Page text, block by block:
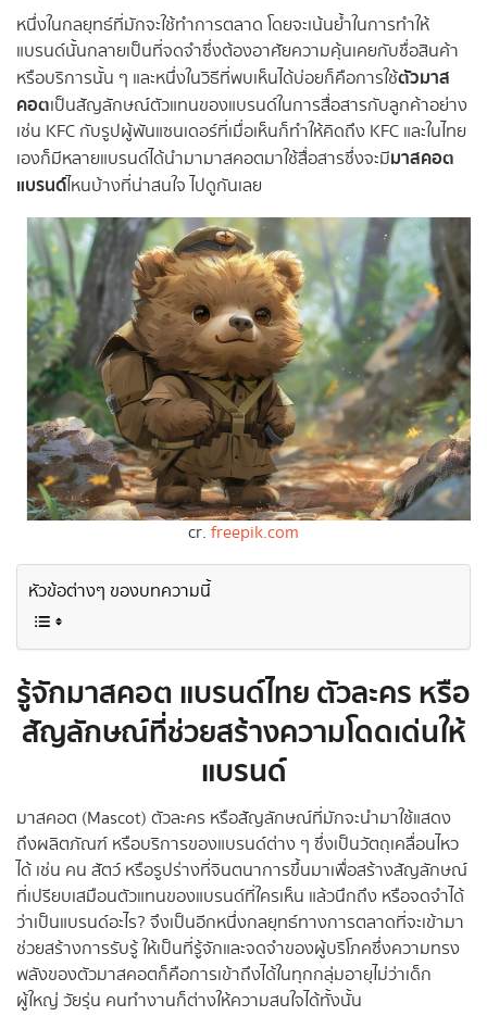
หนึ่งในกลยุทธ์ที่มักจะใช้ทำการตลาด โดยจะเน้นย้ำในการทำให้
แบรนด์นั้นกลายเป็นที่จดจำซึ่งต้องอาศัยความคุ้นเคยกับชื่อสินค้า
หรือบริการนั้น ๆ และหนึ่งในวิธีที่พบเห็นได้บ่อยก็คือการใช้ตัวมาส
คอตเป็นสัญลักษณ์ตัวแทนของแบรนด์ในการสื่อสารกับลูกค้าอย่าง
เช่น KFC กับรูปผู้พันแซนเดอร์ที่เมื่อเห็นก็ทำให้คิดถึง KFC และในไทย
เองก็มีหลายแบรนด์ได้นำมามาสคอตมาใช้สื่อสารซึ่งจะมีมาสคอต
แบรนด์ไหนบ้างที่น่าสนใจ ไปดูกันเลย
cr. freepik.com
หัวข้อต่างๆ ของบทความนี้
รู้จักมาสคอต แบรนด์ไทย ตัวละคร หรือ
สัญลักษณ์ที่ช่วยสร้างความโดดเด่นให้
แบรนด์
มาสคอต (Mascot) ตัวละคร หรือสัญลักษณ์ที่มักจะนำมาใช้แสดง
ถึงผลิตภัณฑ์ หรือบริการของแบรนด์ต่าง ๆ ซึ่งเป็นวัตถุเคลื่อนไหว
ได้ เช่น คน สัตว์ หรือรูปร่างที่จินตนาการขึ้นมาเพื่อสร้างสัญลักษณ์
ที่เปรียบเสมือนตัวแทนของแบรนด์ที่ใครเห็น แล้วนึกถึง หรือจดจำได้
ว่าเป็นแบรนด์อะไร? จึงเป็นอีกหนึ่งกลยุทธ์ทางการตลาดที่จะเข้ามา
ช่วยสร้างการรับรู้ ให้เป็นที่รู้จักและจดจำของผู้บริโภคซึ่งความทรง
พลังของตัวมาสคอตก็คือการเข้าถึงได้ในทุกกลุ่มอายุไม่ว่าเด็ก
ผู้ใหญ่ วัยรุ่น คนทำงานก็ต่างให้ความสนใจได้ทั้งนั้น